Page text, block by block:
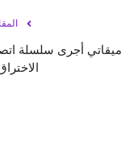
ميقاتي أجرى سلسلة